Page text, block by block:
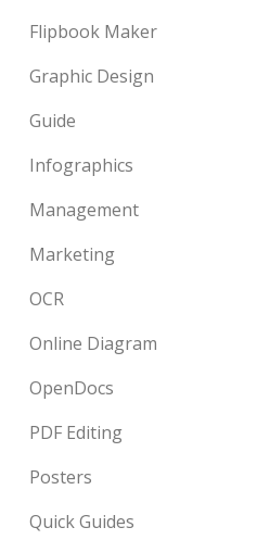
Flipbook Maker
Graphic Design
Guide
Infographics
Management
Marketing
OCR
Online Diagram
OpenDocs
PDF Editing
Posters
Quick Guides